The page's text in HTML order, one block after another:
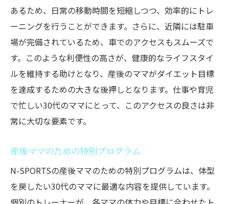
あるため、日常の移動時間を短縮しつつ、効率的にトレ
ーニングを行うことができます。さらに、近隣には駐車
場が完備されているため、車でのアクセスもスムーズで
す。このような利便性の高さが、健康的なライフスタイ
ルを維持する助けとなり、産後のママがダイエット目標
を達成するための大きな後押しとなります。仕事や育児
で忙しい30代のママにとって、このアクセスの良さは非
常に大切な要素です。
産後ママのための特別プログラム
N-SPORTSの産後ママのための特別プログラムは、体型
を戻したい30代のママに最適な内容を提供しています。